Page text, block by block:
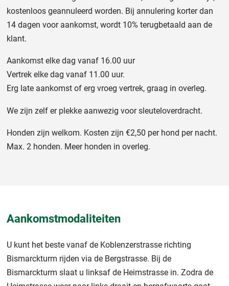
kostenloos geannuleerd worden. Bij annulering korter dan
14 dagen voor aankomst, wordt 10% terugbetaald aan de
klant.
Aankomst elke dag vanaf 16.00 uur
Vertrek elke dag vanaf 11.00 uur.
Erg late aankomst of erg vroeg vertrek, graag in overleg.
We zijn zelf er plekke aanwezig voor sleuteloverdracht.
Honden zijn welkom. Kosten zijn €2,50 per hond per nacht.
Max. 2 honden. Meer honden in overleg.
Aankomstmodaliteiten
U kunt het beste vanaf de Koblenzerstrasse richting
Bismarckturm rijden via de Bergstrasse. Bij de
Bismarckturm slaat u linksaf de Heimstrasse in. Zodra de